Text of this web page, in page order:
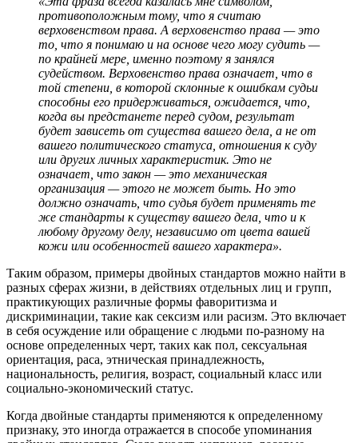
противоположным тому, что я считаю
верховенством права. А верховенство права — это
то, что я понимаю и на основе чего могу судить —
по крайней мере, именно поэтому я занялся
судейством. Верховенство права означает, что в
той степени, в которой склонные к ошибкам судьи
способны его придерживаться, ожидается, что,
когда вы предстанете перед судом, результат
будет зависеть от существа вашего дела, а не от
вашего политического статуса, отношения к суду
или других личных характеристик. Это не
означает, что закон — это механическая
организация — этого не может быть. Но это
должно означать, что судья будет применять те
же стандарты к существу вашего дела, что и к
любому другому делу, независимо от цвета вашей
кожи или особенностей вашего характера».
Таким образом, примеры двойных стандартов можно найти в
разных сферах жизни, в действиях отдельных лиц и групп,
практикующих различные формы фаворитизма и
дискриминации, такие как сексизм или расизм. Это включает
в себя осуждение или обращение с людьми по-разному на
основе определенных черт, таких как пол, сексуальная
ориентация, раса, этническая принадлежность,
национальность, религия, возраст, социальный класс или
социально-экономический статус.
Когда двойные стандарты применяются к определенному
признаку, это иногда отражается в способе упоминания